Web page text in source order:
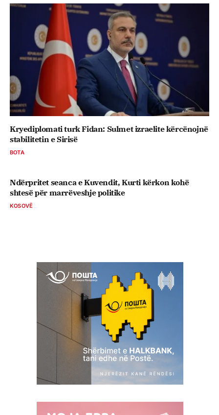
Kryediplomati turk Fidan: Sulmet izraelite kërcënojnë
stabilitetin e Sirisë
BOTA
Ndërpritet seanca e Kuvendit, Kurti kërkon kohë
shtesë për marrëveshje politike
KOSOVË